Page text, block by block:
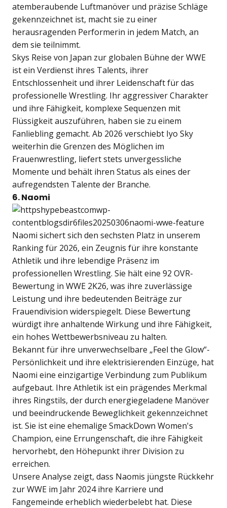
atemberaubende Luftmanöver und präzise Schläge
gekennzeichnet ist, macht sie zu einer
herausragenden Performerin in jedem Match, an
dem sie teilnimmt.
Skys Reise von Japan zur globalen Bühne der WWE
ist ein Verdienst ihres Talents, ihrer
Entschlossenheit und ihrer Leidenschaft für das
professionelle Wrestling. Ihr aggressiver Charakter
und ihre Fähigkeit, komplexe Sequenzen mit
Flüssigkeit auszuführen, haben sie zu einem
Fanliebling gemacht. Ab 2026 verschiebt Iyo Sky
weiterhin die Grenzen des Möglichen im
Frauenwrestling, liefert stets unvergessliche
Momente und behält ihren Status als eines der
aufregendsten Talente der Branche.
6. Naomi
Naomi sichert sich den sechsten Platz in unserem
Ranking für 2026, ein Zeugnis für ihre konstante
Athletik und ihre lebendige Präsenz im
professionellen Wrestling. Sie hält eine 92 OVR-
Bewertung in WWE 2K26, was ihre zuverlässige
Leistung und ihre bedeutenden Beiträge zur
Frauendivision widerspiegelt. Diese Bewertung
würdigt ihre anhaltende Wirkung und ihre Fähigkeit,
ein hohes Wettbewerbsniveau zu halten.
Bekannt für ihre unverwechselbare „Feel the Glow“-
Persönlichkeit und ihre elektrisierenden Einzüge, hat
Naomi eine einzigartige Verbindung zum Publikum
aufgebaut. Ihre Athletik ist ein prägendes Merkmal
ihres Ringstils, der durch energiegeladene Manöver
und beeindruckende Beweglichkeit gekennzeichnet
ist. Sie ist eine ehemalige SmackDown Women's
Champion, eine Errungenschaft, die ihre Fähigkeit
hervorhebt, den Höhepunkt ihrer Division zu
erreichen.
Unsere Analyse zeigt, dass Naomis jüngste Rückkehr
zur WWE im Jahr 2024 ihre Karriere und
Fangemeinde erheblich wiederbelebt hat. Diese